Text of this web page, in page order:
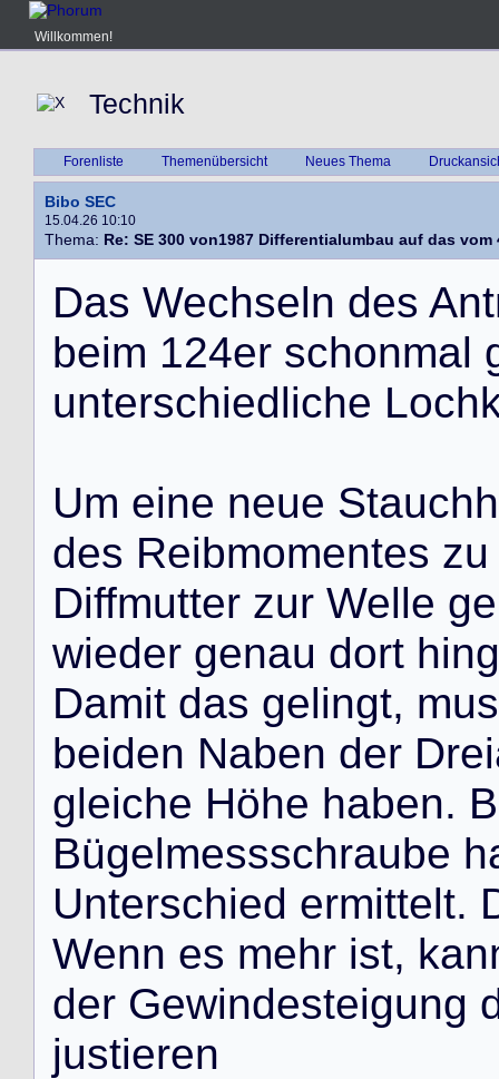
Willkommen!
Technik
Forenliste Themenübersicht Neues Thema
Bibo SEC
15.04.26 10:10
Thema: Re: SE 300 von1987 Differentialumbau auf das vom
Das Wechseln des Ant
beim 124er schonmal
unterschiedliche Loch
Um eine neue Stauchh
des Reibmomentes zu
Diffmutter zur Welle ge
wieder genau dort hing
Damit das gelingt, mus
beiden Naben der Drei
gleiche Höhe haben. B
Bügelmessschraube h
Unterschied ermittelt.
Wenn es mehr ist, kan
der Gewindesteigung
justieren